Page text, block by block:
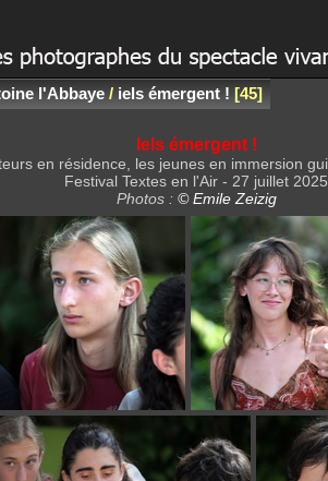
l'Abbaye/ iels émergent ! 45
Iels émergent !
en résidence, les jeunes en immersion
Festival Textes en l'Air - 27 juillet 2025
Photos : © Emile Zeizig